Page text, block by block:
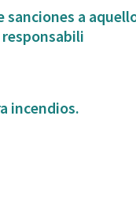
sanciones a
responsabili
incendios.